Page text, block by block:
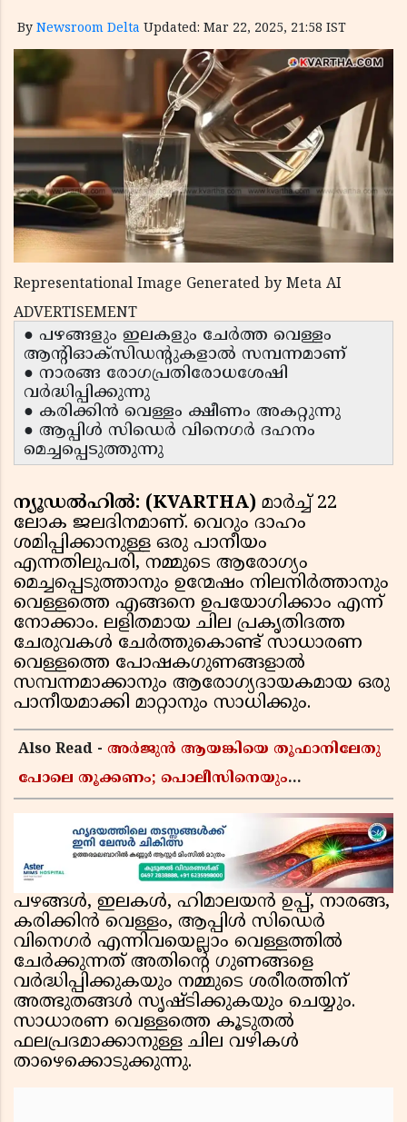
By Newsroom Delta Updated: Mar 22, 2025, 21:58 IST
Representational Image Generated by Meta AI
ADVERTISEMENT
● പഴങ്ങളും ഇലകളും ചേർത്ത വെള്ളം
ആന്റിഓക്‌സിഡന്റുകളാൽ സമ്പന്നമാണ്
● നാരങ്ങ രോഗപ്രതിരോധശേഷി
വർദ്ധിപ്പിക്കുന്നു
● കരിക്കിൻ വെള്ളം ക്ഷീണം അകറ്റുന്നു
● ആപ്പിൾ സിഡെർ വിനെഗർ ദഹനം
മെച്ചപ്പെടുത്തുന്നു
ന്യൂഡൽഹിൽ: (KVARTHA) മാർച്ച് 22
ലോക ജലദിനമാണ്. വെറും ദാഹം
ശമിപ്പിക്കാനുള്ള ഒരു പാനീയം
എന്നതിലുപരി, നമ്മുടെ ആരോഗ്യം
മെച്ചപ്പെടുത്താനും ഉന്മേഷം നിലനിർത്താനും
വെള്ളത്തെ എങ്ങനെ ഉപയോഗിക്കാം എന്ന്
നോക്കാം. ലളിതമായ ചില പ്രകൃതിദത്ത
ചേരുവകൾ ചേർത്തുകൊണ്ട് സാധാരണ
വെള്ളത്തെ പോഷകഗുണങ്ങളാൽ
സമ്പന്നമാക്കാനും ആരോഗ്യദായകമായ ഒരു
പാനീയമാക്കി മാറ്റാനും സാധിക്കും.
Also Read - അർജുൻ ആയങ്കിയെ തൂഫാനിലേതു
പോലെ തൂക്കണം; പൊലീസിനെയും
ജയരാജൻ
പഴങ്ങൾ, ഇലകൾ, ഹിമാലയൻ ഉപ്പ്, നാരങ്ങ,
കരിക്കിൻ വെള്ളം, ആപ്പിൾ സിഡെർ
വിനെഗർ എന്നിവയെല്ലാം വെള്ളത്തിൽ
ചേർക്കുന്നത് അതിന്റെ ഗുണങ്ങളെ
വർദ്ധിപ്പിക്കുകയും നമ്മുടെ ശരീരത്തിന്
അത്ഭുതങ്ങൾ സൃഷ്ടിക്കുകയും ചെയ്യും.
സാധാരണ വെള്ളത്തെ കൂടുതൽ
ഫലപ്രദമാക്കാനുള്ള ചില വഴികൾ
താഴെക്കൊടുക്കുന്നു.